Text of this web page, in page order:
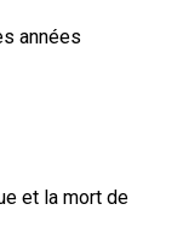
années
et la mort de